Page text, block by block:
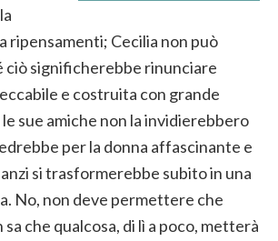
ripensamenti; Cecilia non può
significherebbe rinunciare
e costruita con grande
sue amiche non la invidierebbero
per la donna affascinante e
si trasformerebbe subito in una
No, non deve permettere che
che qualcosa, di lì a poco, metterà